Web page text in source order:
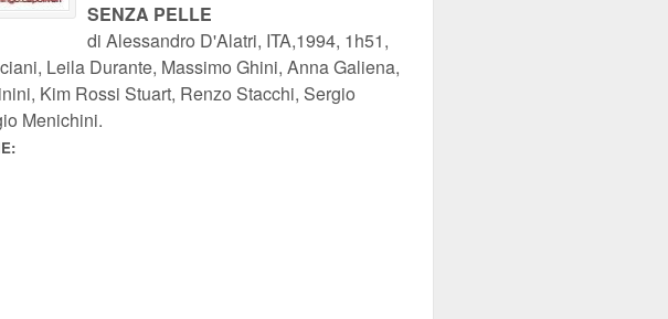
SENZA PELLE
di Alessandro D'Alatri, ITA,1994, 1h51,
Leila Durante, Massimo Ghini, Anna Galiena,
Kim Rossi Stuart, Renzo Stacchi, Sergio
Menichini.